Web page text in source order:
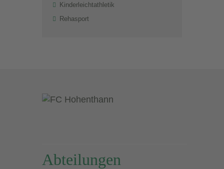
Kinderleichtathletik
Rehasport
Abteilungen